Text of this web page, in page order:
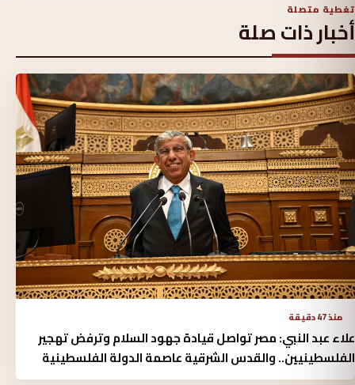
تغطية متصلة
أخبار ذات صلة
منذ 47 دقيقة
علاء عبد النبي: مصر تواصل قيادة جهود السلام وترفض تهجير
الفلسطينيين.. والقدس الشرقية عاصمة الدولة الفلسطينية